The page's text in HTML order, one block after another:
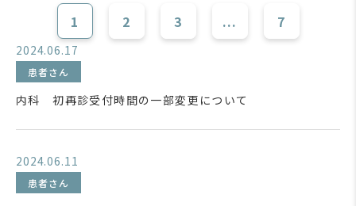
1 2 3 ... 7
2024.06.17
患者さん
内科 初再診受付時間の一部変更について
2024.06.11
患者さん